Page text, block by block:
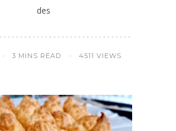
des
3 MINS READ 4511 VIEWS